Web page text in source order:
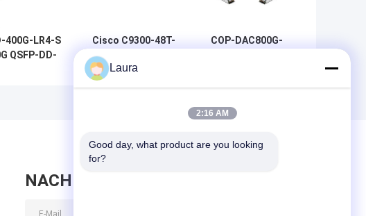
400G-LR4-S
QSFP-DD-
Cisco C9300-48T-
E Catalyst 9300
48-Port-Gigabit-
Enterprise-
Access-Switch
COP-DAC800G-
DAC 1m
NACHRICHT HINTERLASSEN
Laura
2:16 AM
Good day, what product are you looking
for?